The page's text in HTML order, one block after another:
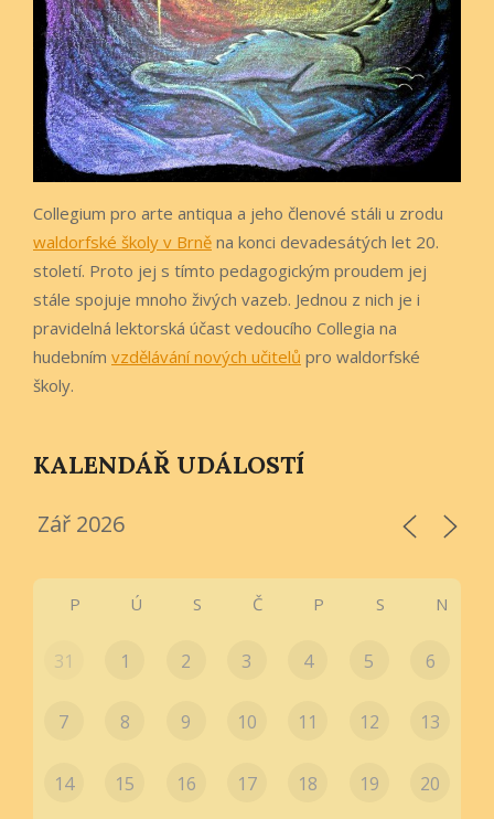
Collegium pro arte antiqua a jeho členové stáli u zrodu
waldorfské školy v Brně na konci devadesátých let 20.
století. Proto jej s tímto pedagogickým proudem jej
stále spojuje mnoho živých vazeb. Jednou z nich je i
pravidelná lektorská účast vedoucího Collegia na
hudebním vzdělávání nových učitelů pro waldorfské
školy.
KALENDÁŘ UDÁLOSTÍ
P Ú S Č P S N
31 1 2 3 4 5 6
7 8 9 10 11 12 13
14 15 16 17 18 19 20